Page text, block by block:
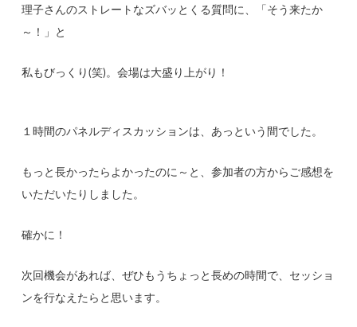
理子さんのストレートなズバッとくる質問に、「そう来たか
～！」と
私もびっくり(笑)。会場は大盛り上がり！
１時間のパネルディスカッションは、あっという間でした。
もっと長かったらよかったのに～と、参加者の方からご感想を
いただいたりしました。
確かに！
次回機会があれば、ぜひもうちょっと長めの時間で、セッショ
ンを行なえたらと思います。